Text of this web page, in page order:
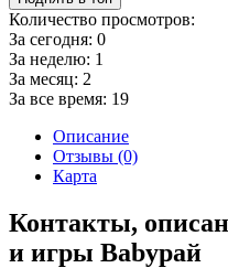
Количество просмотров:
За сегодня: 0
За неделю: 1
За месяц: 2
За все время: 19
Описание
Отзывы (0)
Карта
Контакты,
и игры Babyрай